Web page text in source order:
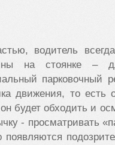
водитель
на стоянке –
парковочный
движения, то есть
он будет обходить и
- просматривать
появляются